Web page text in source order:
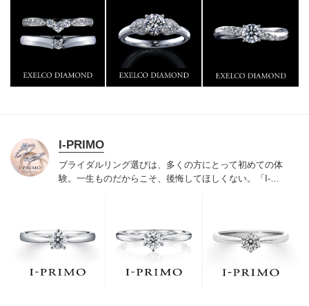
門店としてリングのデザインや品質にもこだわっていま
す。おふたりに本物の輝きを一生身に着けていただきた
い想いで「ヴァージン・ダイヤモンド」「ハードプラチ
ナ」「保証内容」にこだわっています。
I-PRIMO
ブライダルリング選びは、多くの方にとって初めての体
験。一生ものだからこそ、後悔してほしくない。「I-
でお待ちしております。リング選びの最初の一歩をご一
緒に。まずは、アイプリモへ。